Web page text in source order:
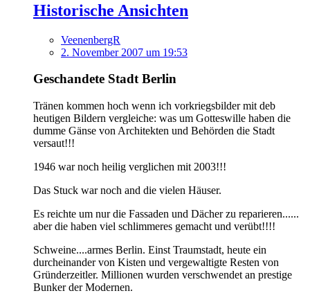
Historische Ansichten
VeenenbergR
2. November 2007 um 19:53
Geschandete Stadt Berlin
Tränen kommen hoch wenn ich vorkriegsbilder mit deb
heutigen Bildern vergleiche: was um Gotteswille haben die
dumme Gänse von Architekten und Behörden die Stadt
versaut!!!
1946 war noch heilig verglichen mit 2003!!!
Das Stuck war noch and die vielen Häuser.
Es reichte um nur die Fassaden und Dächer zu reparieren......
aber die haben viel schlimmeres gemacht und verübt!!!!
Schweine....armes Berlin. Einst Traumstadt, heute ein
durcheinander von Kisten und vergewaltigte Resten von
Gründerzeitler. Millionen wurden verschwendet an prestige
Bunker der Modernen.